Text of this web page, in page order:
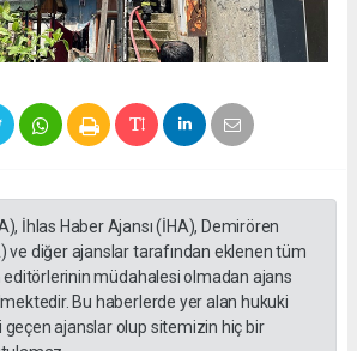
İhlas Haber Ajansı (İHA), Demirören
ve diğer ajanslar tarafından eklenen tüm
müdahalesi olmadan ajans
Bu haberlerde yer alan hukuki
ajanslar olup sitemizin hiç bir